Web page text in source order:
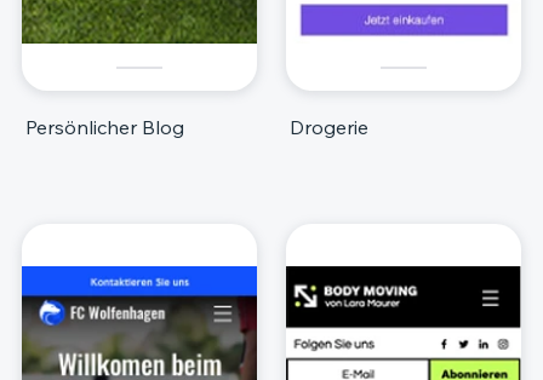
Persönlicher Blog Drogerie